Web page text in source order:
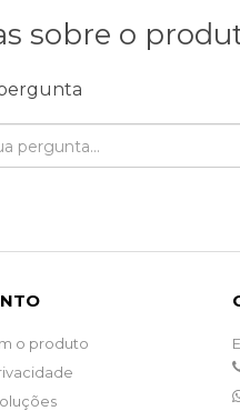
sobre o
o produto